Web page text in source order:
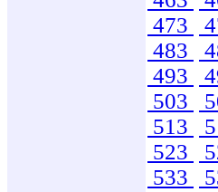
473
483
493
503
513
523
533